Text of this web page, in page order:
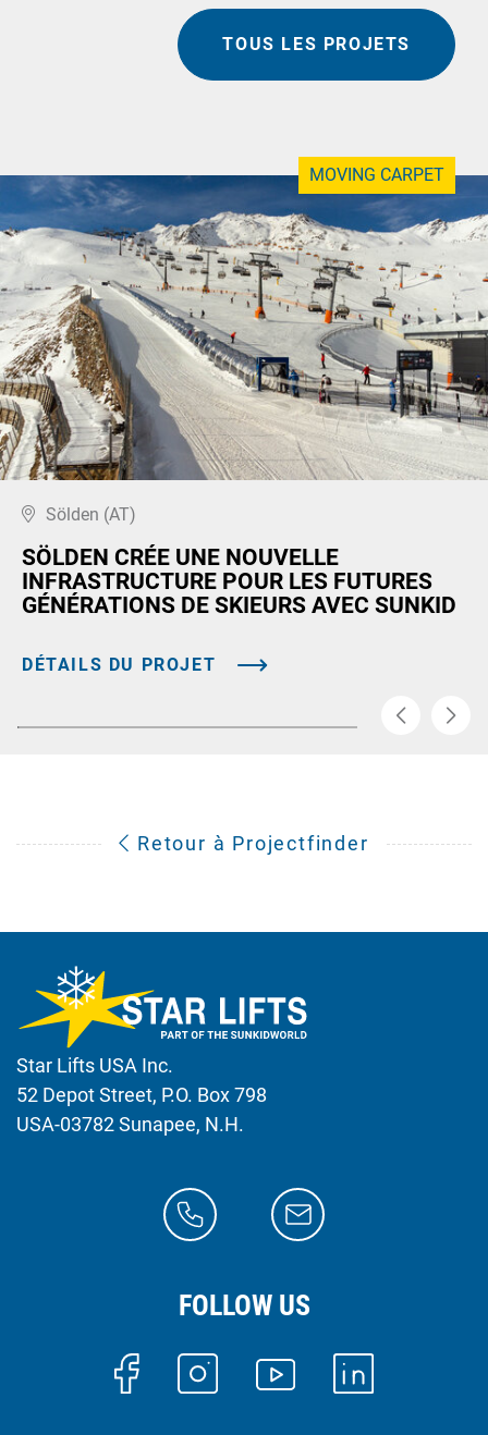
TOUS LES PROJETS
MOVING CARPET
Sölden (AT)
SÖLDEN CRÉE UNE NOUVELLE
INFRASTRUCTURE POUR LES FUTURES
GÉNÉRATIONS DE SKIEURS AVEC SUNKID
DÉTAILS DU PROJET
Retour à Projectfinder
Star Lifts USA Inc.
52 Depot Street, P.O. Box 798
USA-03782 Sunapee, N.H.
FOLLOW US